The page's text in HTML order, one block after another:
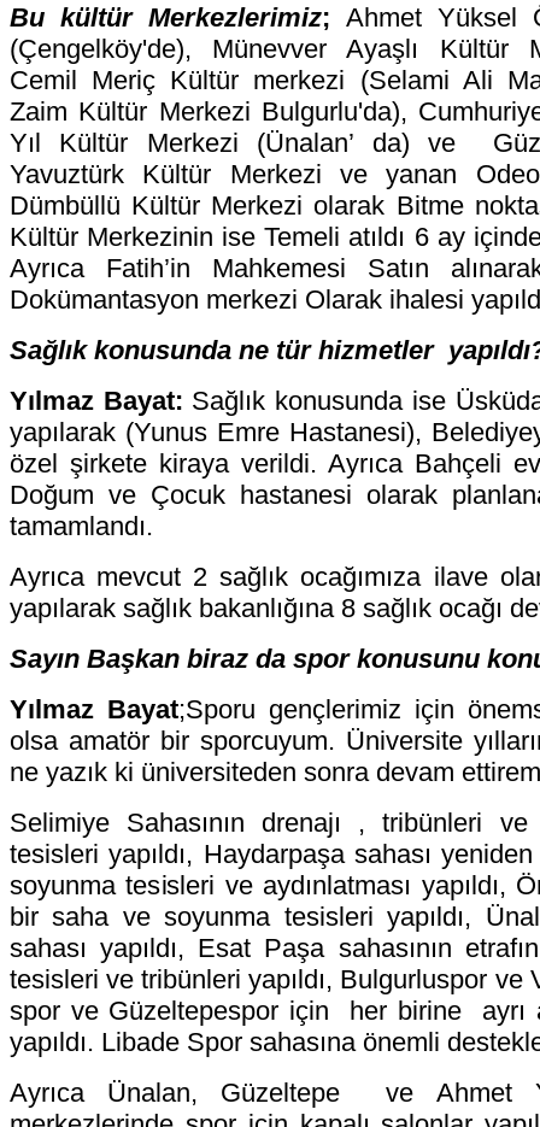
Bu kültür Merkezlerimiz; Ahmet Yüksel
(Çengelköy'de), Münevver Ayaşlı Kültür
Cemil Meriç Kültür merkezi (Selami Ali
Zaim Kültür Merkezi Bulgurlu'da),
Yıl Kültür Merkezi (Ünalan’ da) ve
Yavuztürk Kültür Merkezi ve yanan
Dümbüllü Kültür Merkezi olarak Bitme
Kültür Merkezinin ise Temeli atıldı 6 ay
Ayrıca Fatih’in Mahkemesi Satın
Dokümantasyon merkezi Olarak ihalesi
Sağlık konusunda ne tür hizmetler
Yılmaz Bayat: Sağlık konusunda ise
yapılarak (Yunus Emre Hastanesi),
özel şirkete kiraya verildi. Ayrıca Bahçeli
Doğum ve Çocuk hastanesi olarak
tamamlandı.
Ayrıca mevcut 2 sağlık ocağımıza ilave
yapılarak sağlık bakanlığına 8 sağlık ocağı
Sayın Başkan biraz da spor konusunu
Yılmaz Bayat;Sporu gençlerimiz için
olsa amatör bir sporcuyum. Üniversite
ne yazık ki üniversiteden sonra devam
Selimiye Sahasının drenajı , tribünleri
tesisleri yapıldı, Haydarpaşa sahası
soyunma tesisleri ve aydınlatması yapıldı,
bir saha ve soyunma tesisleri yapıldı,
sahası yapıldı, Esat Paşa sahasının
tesisleri ve tribünleri yapıldı, Bulgurluspor ve
spor ve Güzeltepespor için her birine ayrı
yapıldı. Libade Spor sahasına önemli
Ayrıca Ünalan, Güzeltepe ve Ahmet